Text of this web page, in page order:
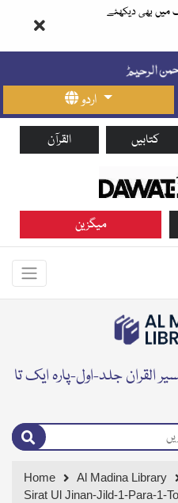
میں بھی دیکھئے
اردو
القرآن کتابیں
میگزین
القران جلد-اول-پارہ ایک تا
Home
Al Madina Library
Sirat Ul Jinan-Jild-1-Para-1-